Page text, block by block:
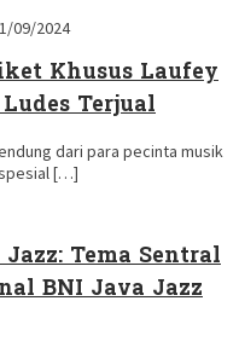
09/2024
Khusus Laufey
Terjual
dari para pecinta musik
[…]
Tema Sentral
BNI Java Jazz